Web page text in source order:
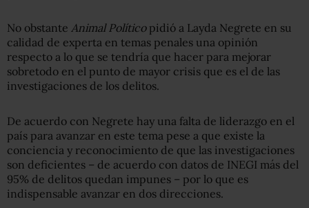
No obstante Animal Políticopidió a Layda Negrete en su
calidad de experta en temas penales una opinión
respecto a lo que se tendría que hacer para mejorar
sobretodo en el punto de mayor crisis que es el de las
investigaciones de los delitos.
De acuerdo con Negrete hay una falta de liderazgo en el
país para avanzar en este tema pese a que existe la
conciencia y reconocimiento de que las investigaciones
son deficientes – de acuerdo con datos de INEGI más del
95% de delitos quedan impunes – por lo que es
indispensable avanzar en dos direcciones.